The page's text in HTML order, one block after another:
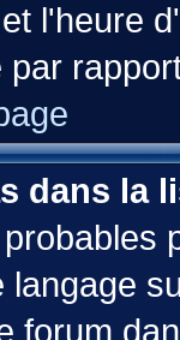
l'heure
dans la
langage
forum